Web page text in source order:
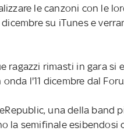
le canzoni con le
su iTunes e
ragazzi rimasti in gara
onda l'11 dicembre dal
una della band
la semifinale esibendosi